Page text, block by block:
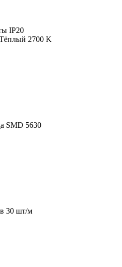
IP20
2700 K
SMD 5630
30 шт/м